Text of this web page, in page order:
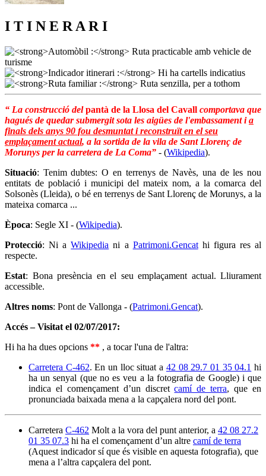
I T I N E R A R I
“ La construcció delpantà de la Llosa del Cavall comportava que
hagués de quedar submergit sota les aigües de l'embassament ia
finals dels anys 90 fou desmuntat i reconstruït en el seu
emplaçament actual, a la sortida de la vila de Sant Llorenç de
Morunys per la carretera de La Coma” - (Wikipedia).
Situació: Tenim dubtes: O en terrenys de Navès, una de les nou
entitats de població i municipi del mateix nom, a la comarca del
Solsonès (Lleida), o bé en terrenys de Sant Llorenç de Morunys, a la
mateixa comarca ...
Època: Segle XI - (Wikipedia).
Protecció: Ni aWikipedia ni a Patrimoni.Gencathi figura res al
respecte.
Estat: Bona presència en el seu emplaçament actual. Lliurament
accessible.
Altres noms: Pont de Vallonga - (Patrimoni.Gencat).
Accés – Visitat el 02/07/2017:
Hi ha ha dues opcions ** , a tocar l'una de l'altra:
Carretera C-462. En un lloc situat a 42 08 29.7 01 35 04.1 hi
ha un senyal (que no es veu a la fotografia de Google) i que
indica el començament d’un discretcamí de terra, que en
pronunciada baixada mena a la capçalera nord del pont.
Carretera C-462 Molt a la vora del punt anterior, a 42 08 27.2
01 35 07.3 hi ha el començament d’un altre camí de terra
(Aquest indicador sí que és visible en aquesta fotografia), que
mena a l’altra capçalera del pont.